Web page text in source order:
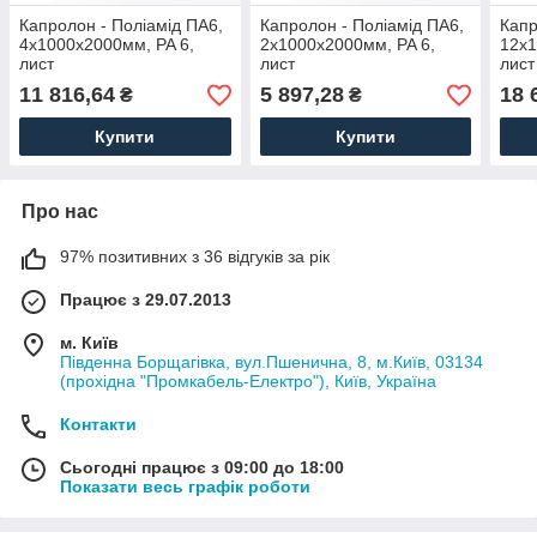
Капролон - Поліамід ПА6,
4х1000х2000мм, PA 6,
лист
11 816,64 ₴
Купити
Капролон - Поліамід ПА6,
2х1000х2000мм, PA 6,
лист
5 897,28₴
Купити
лист
18
Про нас
97% позитивних з 36 відгуків за рік
Працює з 29.07.2013
м. Київ
Південна Борщагівка, вул.Пшенична, 8, м.Київ, 03134
(прохідна "Промкабель-Електро"), Київ, Україна
Контакти
Сьогодні працює з 09:00 до 18:00
Показати весь графік роботи